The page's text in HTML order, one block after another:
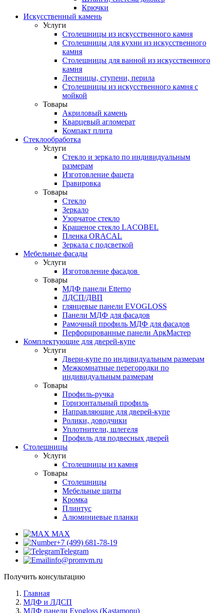
Крючки
Искусственный камень
Услуги
Столешницы из искусственного камня
Столешницы для кухни из искусственного
камня
Столешницы для ванной из искусственного
камня
Лестницы, ступени, перила
Столешницы из искусственного камня с
мойкой
Товары
Акриловый камень
Кварцевый агломерат
Компакт плита
Стеклообработка
Услуги
Стекло и зеркало по индивидуальным
размерам
Изготовление фацета
Гравировка
Товары
Стекло
Зеркало
Узорчатое стекло
Крашеное стекло LACOBEL
Пленка ORACAL
Зеркала с подсветкой
Мебельные фасады
Услуги
Изготовление фасадов
Товары
МДФ панели Etterno
ЛДСП/ДВП
глянцевые панели EVOGLOSS
Панели МДФ для фасадов
Рамочный профиль МДФ для фасадов
Перфорированные панели АркМастер
Комплектующие для дверей-купе
Услуги
Двери-купе по индивидуальным размерам
Межкомнатные перегородки по
индивидуальным размерам
Товары
Профиль-ручка
Горизонтальный профиль
Направляющие для дверей-купе
Ролики, доводчики
Уплотнители, шлегеля
Профиль для подвесных дверей
Столешницы
Услуги
Столешницы из камня
Товары
Столешницы
Мебельные щиты
Кромка
Плинтус
Алюминиевые планки
MAX
+7 (499) 681-78-19
Telegram
info@promvm.ru
Получить консультацию
Главная
МДФ и ЛДСП
МДФ панели Evogloss (Kastamonu)